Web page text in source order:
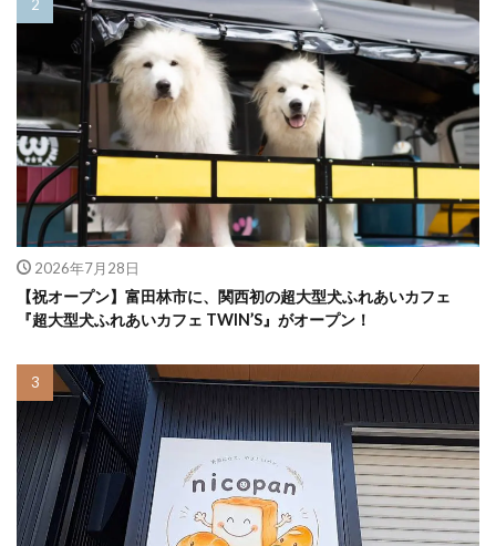
2026年7月28日
【祝オープン】富田林市に、関西初の超大型犬ふれあいカフェ
『超大型犬ふれあいカフェ TWIN’S』がオープン！